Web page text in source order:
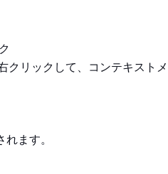
クリックして、コンテキストメ
ます。